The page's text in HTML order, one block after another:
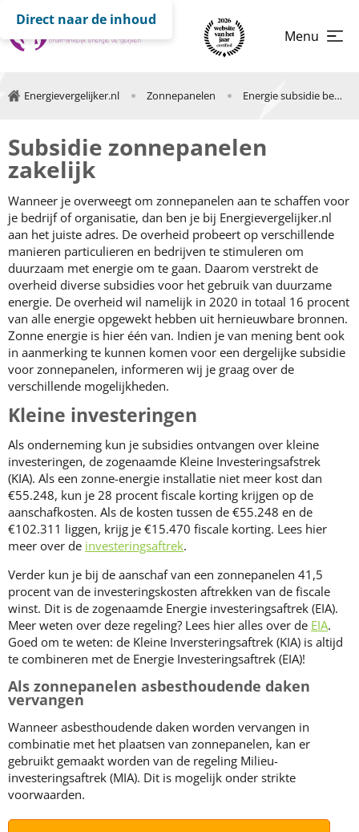
Direct naar de inhoud
Menu
Energievergelijker.nl Zonnepanelen Energie subsidie bedrijven
Subsidie zonnepanelen
zakelijk
Wanneer je overweegt om zonnepanelen aan te schaffen voor
je bedrijf of organisatie, dan ben je bij Energievergelijker.nl
aan het juiste adres. De overheid probeert op verschillende
manieren particulieren en bedrijven te stimuleren om
duurzaam met energie om te gaan. Daarom verstrekt de
overheid diverse subsidies voor het gebruik van duurzame
energie. De overheid wil namelijk in 2020 in totaal 16 procent
van alle energie opgewekt hebben uit hernieuwbare bronnen.
Zonne energie is hier één van. Indien je van mening bent ook
in aanmerking te kunnen komen voor een dergelijke subsidie
voor zonnepanelen, informeren wij je graag over de
verschillende mogelijkheden.
Kleine investeringen
Als onderneming kun je subsidies ontvangen over kleine
investeringen, de zogenaamde Kleine Investeringsafstrek
(KIA). Als een zonne-energie installatie niet meer kost dan
€55.248, kun je 28 procent fiscale korting krijgen op de
aanschafkosten. Als de kosten tussen de €55.248 en de
€102.311 liggen, krijg je €15.470 fiscale korting. Lees hier
meer over de investeringsaftrek.
Verder kun je bij de aanschaf van een zonnepanelen 41,5
procent van de investeringskosten aftrekken van de fiscale
winst. Dit is de zogenaamde Energie investeringsaftrek (EIA).
Meer weten over deze regeling? Lees hier alles over de EIA.
Goed om te weten: de Kleine Inversteringsaftrek (KIA) is altijd
te combineren met de Energie Investeringsaftrek (EIA)!
Als zonnepanelen asbesthoudende daken
vervangen
Wanneer asbesthoudende daken worden vervangen in
combinatie met het plaatsen van zonnepanelen, kan er
gebruikt gemaakt worden van de regeling Milieu-
investeringsaftrek (MIA). Dit is mogelijk onder strikte
voorwaarden.